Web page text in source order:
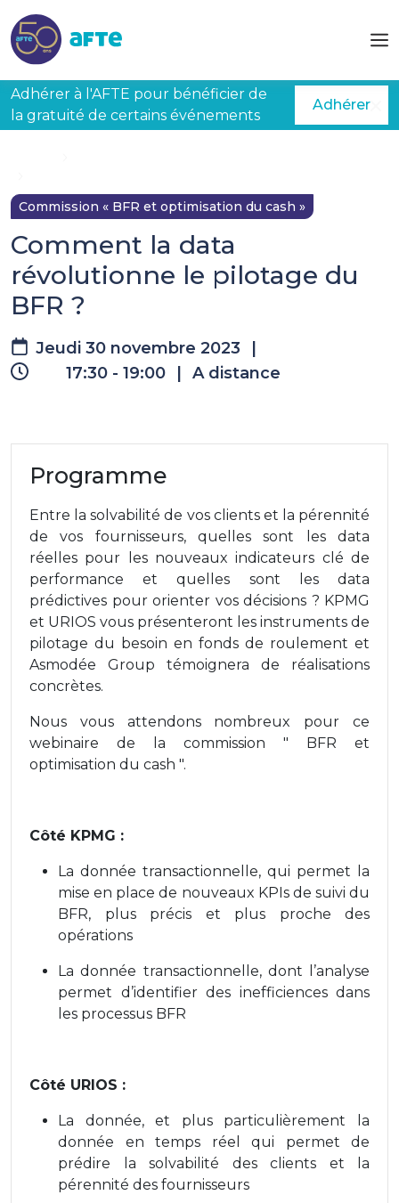
Adhérer à l'AFTE pour bénéficier de
la gratuité de certains événements
Adhérer
Commission « BFR et optimisation du cash »
Comment la data
révolutionne le pilotage du
BFR ?
Jeudi 30 novembre 2023
17:30 - 19:00
A distance
Programme
Entre la solvabilité de vos clients et la pérennité
de vos fournisseurs, quelles sont les data
réelles pour les nouveaux indicateurs clé de
performance et quelles sont les data
prédictives pour orienter vos décisions ? KPMG
et URIOS vous présenteront les instruments de
pilotage du besoin en fonds de roulement et
Asmodée Group témoignera de réalisations
concrètes.
Nous vous attendons nombreux pour ce
webinaire de la commission " BFR et
optimisation du cash ".
Côté KPMG :
La donnée transactionnelle, qui permet la
mise en place de nouveaux KPIs de suivi du
BFR, plus précis et plus proche des
opérations
La donnée transactionnelle, dont l’analyse
permet d’identifier des inefficiences dans
les processus BFR
Côté URIOS :
La donnée, et plus particulièrement la
donnée en temps réel qui permet de
prédire la solvabilité des clients et la
pérennité des fournisseurs